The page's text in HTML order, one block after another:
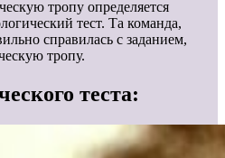
тропу определяется
тест. Та команда,
справилась с заданием,
тропу.
теста: